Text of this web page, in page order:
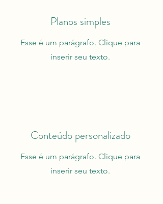
Planos simples
Esse é um parágrafo. Clique para
inserir seu texto.
Conteúdo personalizado
Esse é um parágrafo. Clique para
inserir seu texto.